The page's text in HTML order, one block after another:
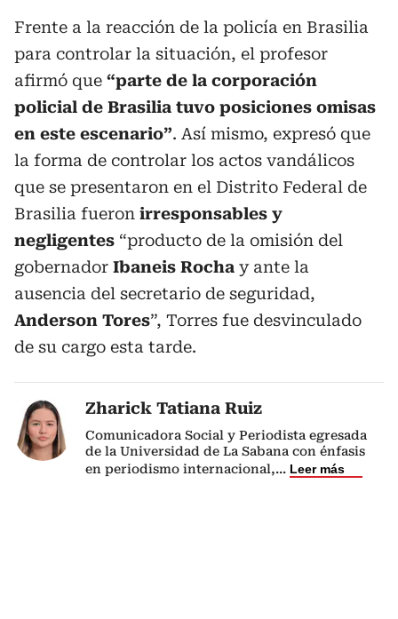
Frente a la reacción de la policía en Brasilia
para controlar la situación, el profesor
afirmó que “parte de la corporación
policial de Brasilia tuvo posiciones omisas
en este escenario”. Así mismo, expresó que
la forma de controlar los actos vandálicos
que se presentaron en el Distrito Federal de
Brasilia fueron irresponsables y
negligentes “producto de la omisión del
gobernador Ibaneis Rocha y ante la
ausencia del secretario de seguridad,
Anderson Tores”, Torres fue desvinculado
de su cargo esta tarde.
Zharick Tatiana Ruiz
Comunicadora Social y Periodista egresada
de la Universidad de La Sabana con énfasis
en periodismo internacional,... Leer más